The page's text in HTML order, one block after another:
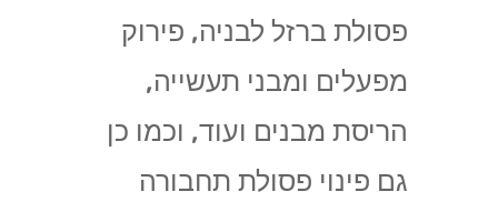
פסולת ברזל לבניה, פירוק
מפעלים ומבני תעשייה,
הריסת מבנים ועוד, וכמו כן
גם פינוי פסולת תחבורה